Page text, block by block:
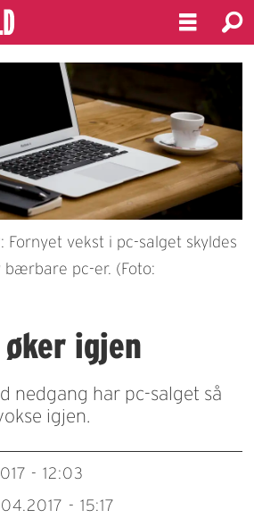
Fornyet vekst i pc-salget skyldes
pc-er. (Foto:
igjen
nedgang har pc-salget så
igjen.
- 12:03
- 15:17